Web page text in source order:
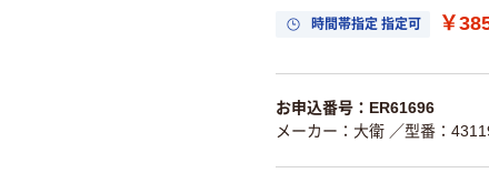
時間帯指定 指定可 ￥
お申込番号：ER61696
メーカー：大衛 ／型番：